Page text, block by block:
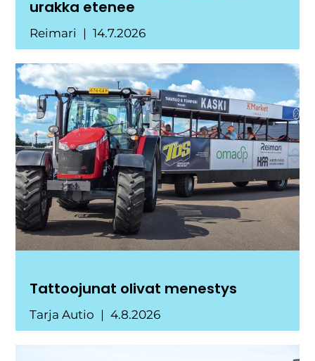
urakka etenee
Reimari 14.7.2026
Tattoojunat olivat menestys
Tarja Autio 4.8.2026